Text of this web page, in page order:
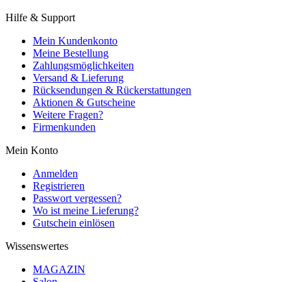
Hilfe & Support
Mein Kundenkonto
Meine Bestellung
Zahlungsmöglichkeiten
Versand & Lieferung
Rücksendungen & Rückerstattungen
Aktionen & Gutscheine
Weitere Fragen?
Firmenkunden
Mein Konto
Anmelden
Registrieren
Passwort vergessen?
Wo ist meine Lieferung?
Gutschein einlösen
Wissenswertes
MAGAZIN